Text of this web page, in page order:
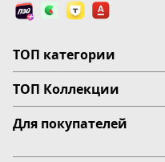
ТОП категории
ТОП Коллекции
Для покупателей